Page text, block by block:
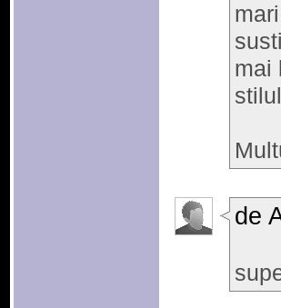
mai
de